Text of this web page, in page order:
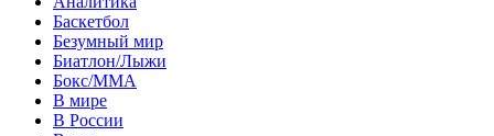
Баскетбол
Безумный мир
Биатлон/Лыжи
Бокс/MMA
В мире
В России